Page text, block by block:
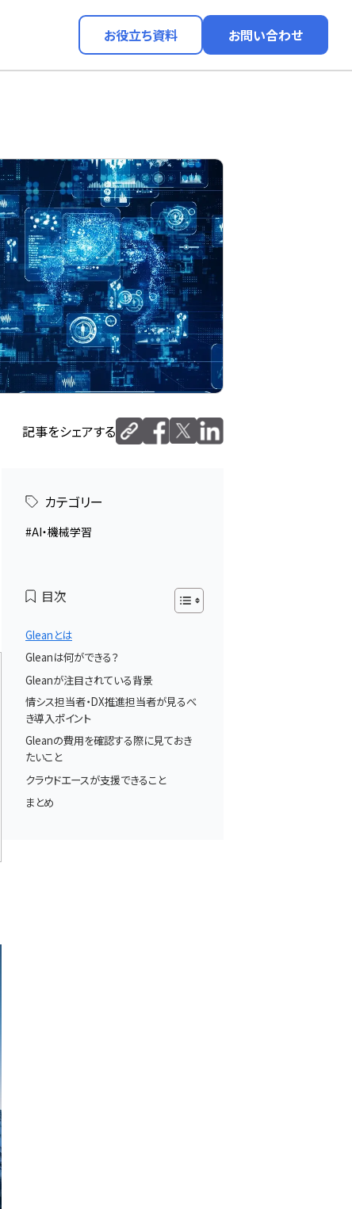
お役立ち資料 お問い合わせ
記事をシェアする
カテゴリー
AI・機械学習
目次
Gleanとは
Gleanは何ができる？
Gleanが注目されている背景
情シス担当者・DX推進担当者が見るべ
き導入ポイント
Gleanの費用を確認する際に見ておき
たいこと
クラウドエースが支援できること
まとめ